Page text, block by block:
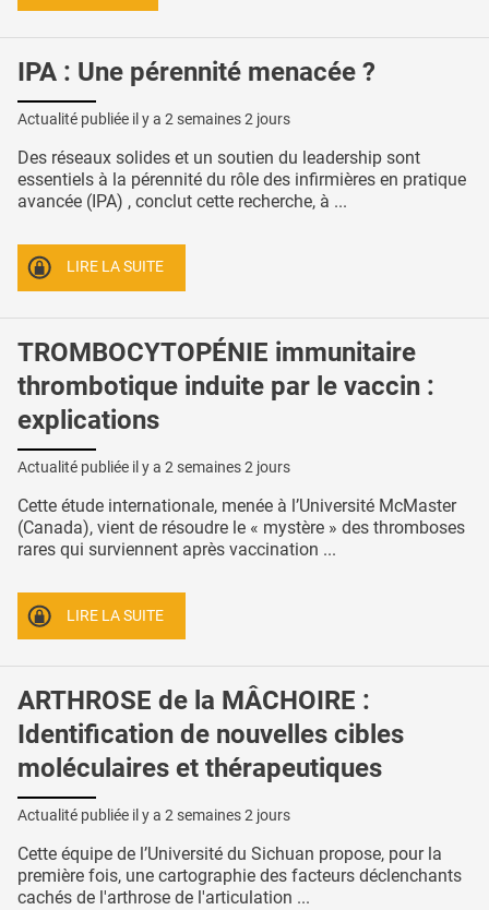
IPA : Une pérennité menacée ?
Actualité publiée il y a 2 semaines 2 jours
Des réseaux solides et un soutien du leadership sont
essentiels à la pérennité du rôle des infirmières en pratique
avancée (IPA) , conclut cette recherche, à ...
LIRE LA SUITE
TROMBOCYTOPÉNIE immunitaire
thrombotique induite par le vaccin :
explications
Actualité publiée il y a 2 semaines 2 jours
Cette étude internationale, menée à l’Université McMaster
(Canada), vient de résoudre le « mystère » des thromboses
rares qui surviennent après vaccination ...
LIRE LA SUITE
ARTHROSE de la MÂCHOIRE :
Identification de nouvelles cibles
moléculaires et thérapeutiques
Actualité publiée il y a 2 semaines 2 jours
Cette équipe de l’Université du Sichuan propose, pour la
première fois, une cartographie des facteurs déclenchants
cachés de l'arthrose de l'articulation ...